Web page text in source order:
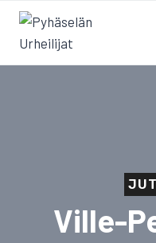
Siirry
sisältöön
Ville-